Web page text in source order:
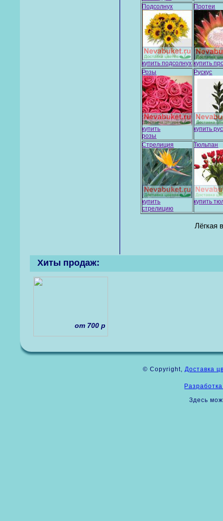
Подсолнух
купить подсолнух
Протеи
купить
Розы
купить
розы
Рускус
купить
Стрелиция
купить
стрелицию
Тюльпан
купить
Лёгкая
Хиты продаж:
от 700 р
© Copyright, Доставка
Здесь